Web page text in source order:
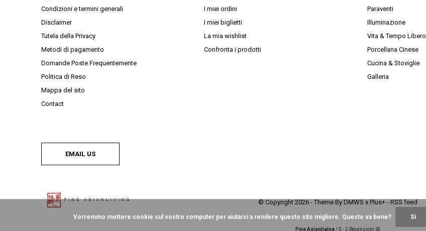
Condizioni e termini generali
Disclaimer
Tutela della Privacy
Metodi di pagamento
Domande Poste Frequentemente
Politica di Reso
Mappa del sito
Contact
I miei ordini
I miei biglietti
La mia wishlist
Confronta i prodotti
Paraventi
Illuminazione
Vita & Tempo Libero
Porcellana Cinese
Cucina & Stoviglie
Galleria
EMAIL US
© Copyright 2026- Theme By DMWS x Plus+- RSS feed
Fine Asianliving /5 -2 Recensioni @
Vorremmo mettere cookie sul vostro computer per aiutarci a rendere questo sito migliore. Questo va bene? Sì